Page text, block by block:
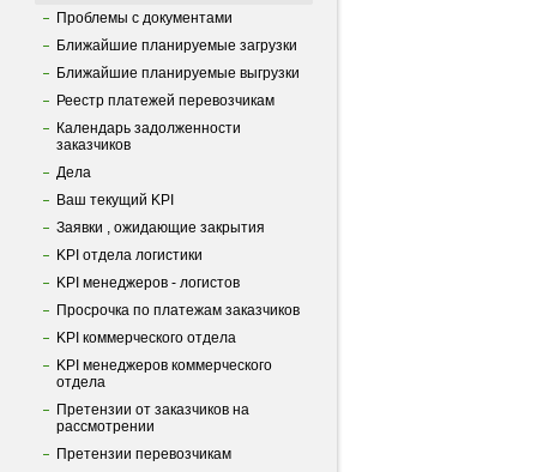
Проблемы с документами
Ближайшие планируемые загрузки
Ближайшие планируемые выгрузки
Реестр платежей перевозчикам
Календарь задолженности
заказчиков
Дела
Ваш текущий KPI
Заявки , ожидающие закрытия
KPI отдела логистики
KPI менеджеров - логистов
Просрочка по платежам заказчиков
KPI коммерческого отдела
KPI менеджеров коммерческого
отдела
Претензии от заказчиков на
рассмотрении
Претензии перевозчикам